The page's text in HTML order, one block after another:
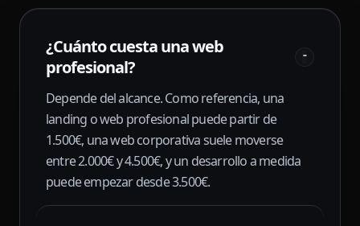
¿Cuánto cuesta una web
profesional?
-
Depende del alcance. Como referencia, una
landing o web profesional puede partir de
1.500€, una web corporativa suele moverse
entre 2.000€ y 4.500€, y un desarrollo a medida
puede empezar desde 3.500€.